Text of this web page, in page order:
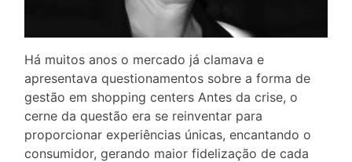
Há muitos anos o mercado já clamava e
apresentava questionamentos sobre a forma de
gestão em shopping centers Antes da crise, o
cerne da questão era se reinventar para
proporcionar experiências únicas, encantando o
consumidor, gerando maior fidelização de cada